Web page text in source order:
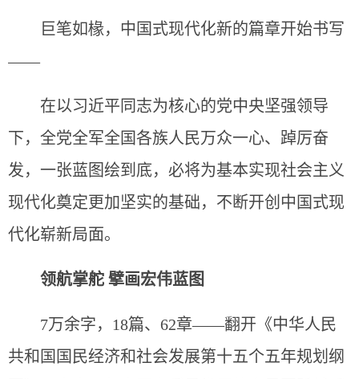
巨笔如椽，中国式现代化新的篇章开始书写
——
在以习近平同志为核心的党中央坚强领导
下，全党全军全国各族人民万众一心、踔厉奋
发，一张蓝图绘到底，必将为基本实现社会主义
现代化奠定更加坚实的基础，不断开创中国式现
代化崭新局面。
领航掌舵 擘画宏伟蓝图
7万余字，18篇、62章——翻开《中华人民
共和国国民经济和社会发展第十五个五年规划纲